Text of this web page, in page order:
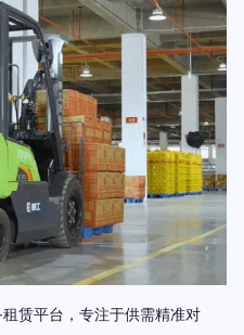
赁平台，专注于供需精准对